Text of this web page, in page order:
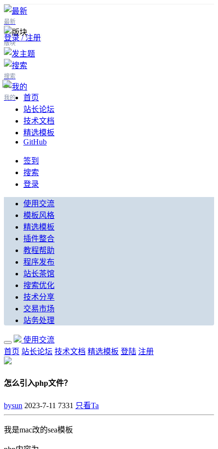
最新
版块
搜索
我的
登录 / 注册
首页
站长论坛
技术文档
精选模板
GitHub
签到
搜索
登录
使用交流
模板风格
精选模板
插件整合
教程帮助
程序发布
站长茶馆
搜索优化
技术分享
交易市场
站务处理
使用交流
首页 站长论坛 技术文档 精选模板 登陆 注册
怎么引入php文件？
bysun 2023-7-11 7331 只看Ta
我是mac改的sea模板